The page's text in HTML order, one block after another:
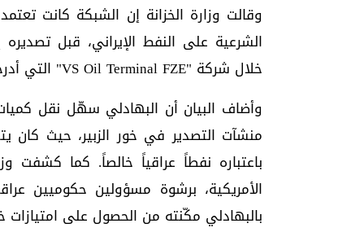
وقالت وزارة الخزانة إن الشبكة كانت
الشرعية على النفط الإيراني، قبل
خلال شركة "VS Oil Terminal FZE" التي أدرجت أيضاً ضمن العقوبات الأمريكية.
وأضاف البيان أن البهادلي سهّل نقل
منشآت التصدير في خور الزبير، حيث كان
باعتباره نفطاً عراقياً خالصاً. كما كشفت
الأمريكية، برشوة مسؤولين حكوميين
بالبهادلي مكّنته من الحصول على